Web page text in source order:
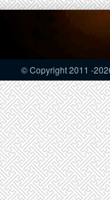
© Copyright 2011 -